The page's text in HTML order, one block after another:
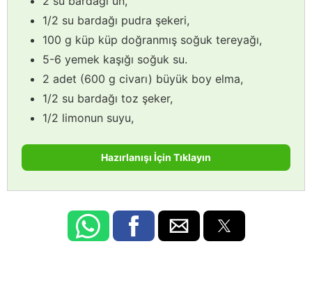
1/2 su bardağı pudra şekeri,
100 g küp küp doğranmış soğuk tereyağı,
5-6 yemek kaşığı soğuk su.
2 adet (600 g civarı) büyük boy elma,
1/2 su bardağı toz şeker,
1/2 limonun suyu,
Hazırlanışı İçin Tıklayın